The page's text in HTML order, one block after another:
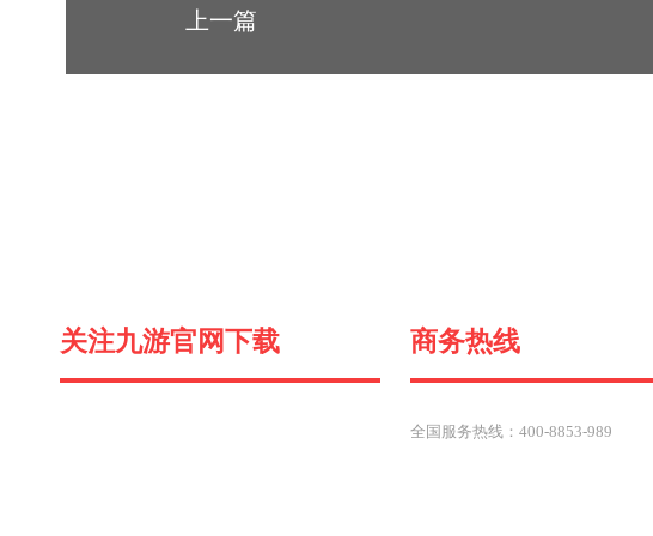
上一篇
关注九游官网下载 商务热线
全国服务热线：400-8853-989